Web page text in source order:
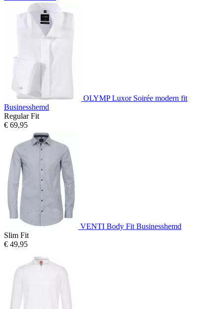
OLYMP Luxor Soirée modern fit
Businesshemd
Regular Fit
€ 69,95
VENTI Body Fit Businesshemd
Slim Fit
€ 49,95